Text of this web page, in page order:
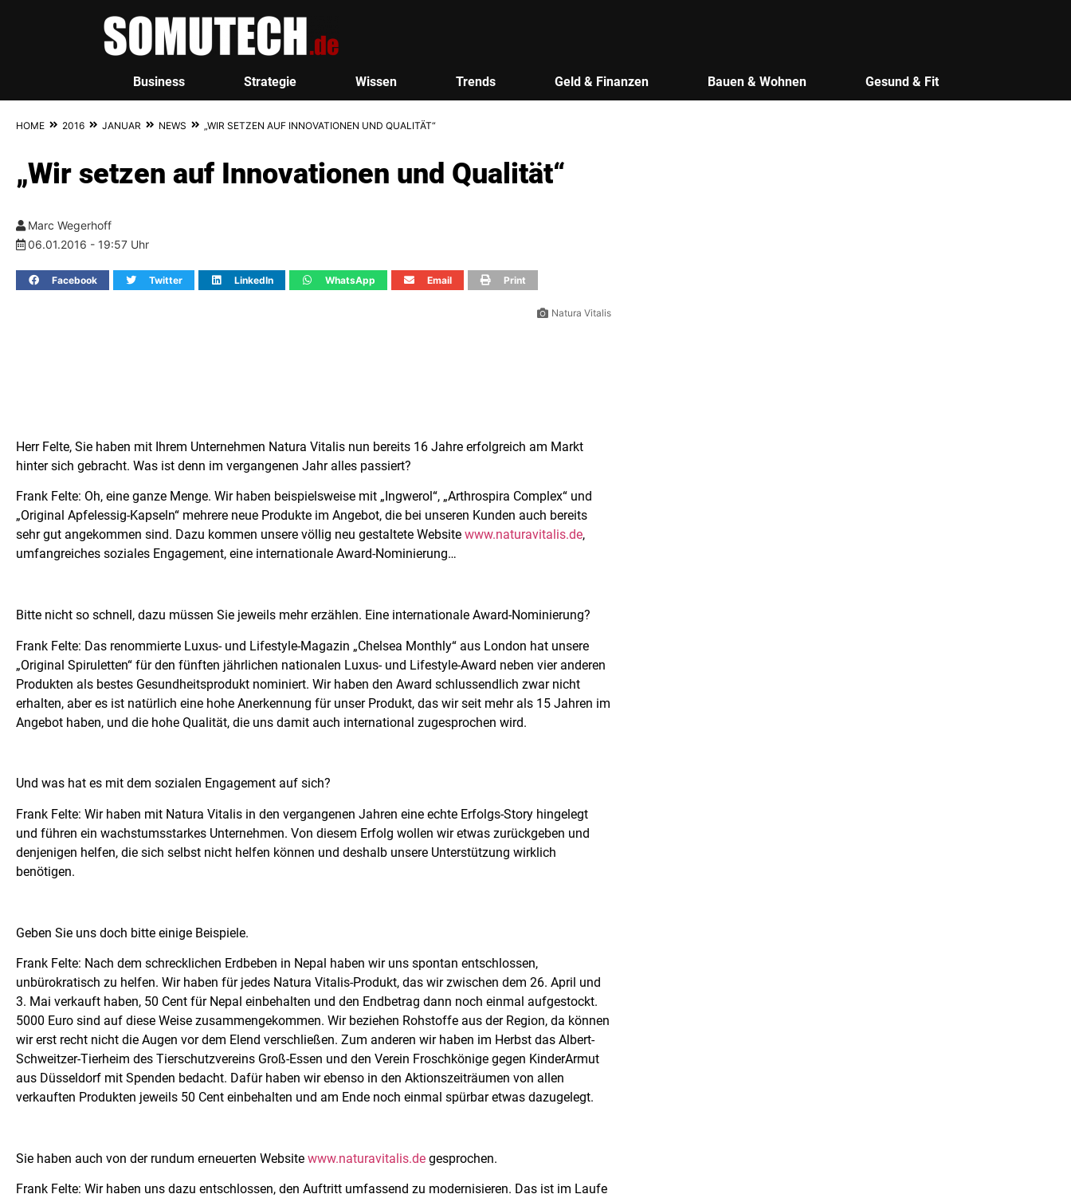
Business Strategie Wissen Trends Geld & Finanzen Bauen & Wohnen Gesund & Fit
HOME 2016 JANUAR NEWS „WIR SETZEN AUF INNOVATIONEN UND QUALITÄT“
„Wir setzen auf Innovationen und Qualität“
Marc Wegerhoff
06.01.2016 - 19:57 Uhr
Facebook Twitter LinkedIn WhatsApp Email Print
Natura Vitalis
Herr Felte, Sie haben mit Ihrem Unternehmen Natura Vitalis nun bereits 16 Jahre erfolgreich am Markt
hinter sich gebracht. Was ist denn im vergangenen Jahr alles passiert?
Frank Felte: Oh, eine ganze Menge. Wir haben beispielsweise mit „Ingwerol“, „Arthrospira Complex“ und
„Original Apfelessig-Kapseln“ mehrere neue Produkte im Angebot, die bei unseren Kunden auch bereits
sehr gut angekommen sind. Dazu kommen unsere völlig neu gestaltete Website www.naturavitalis.de,
umfangreiches soziales Engagement, eine internationale Award-Nominierung…
Bitte nicht so schnell, dazu müssen Sie jeweils mehr erzählen. Eine internationale Award-Nominierung?
Frank Felte: Das renommierte Luxus- und Lifestyle-Magazin „Chelsea Monthly“ aus London hat unsere
„Original Spiruletten“ für den fünften jährlichen nationalen Luxus- und Lifestyle-Award neben vier anderen
Produkten als bestes Gesundheitsprodukt nominiert. Wir haben den Award schlussendlich zwar nicht
erhalten, aber es ist natürlich eine hohe Anerkennung für unser Produkt, das wir seit mehr als 15 Jahren im
Angebot haben, und die hohe Qualität, die uns damit auch international zugesprochen wird.
Und was hat es mit dem sozialen Engagement auf sich?
Frank Felte: Wir haben mit Natura Vitalis in den vergangenen Jahren eine echte Erfolgs-Story hingelegt
und führen ein wachstumsstarkes Unternehmen. Von diesem Erfolg wollen wir etwas zurückgeben und
denjenigen helfen, die sich selbst nicht helfen können und deshalb unsere Unterstützung wirklich
benötigen.
Geben Sie uns doch bitte einige Beispiele.
Frank Felte: Nach dem schrecklichen Erdbeben in Nepal haben wir uns spontan entschlossen,
unbürokratisch zu helfen. Wir haben für jedes Natura Vitalis-Produkt, das wir zwischen dem 26. April und
3. Mai verkauft haben, 50 Cent für Nepal einbehalten und den Endbetrag dann noch einmal aufgestockt.
5000 Euro sind auf diese Weise zusammengekommen. Wir beziehen Rohstoffe aus der Region, da können
wir erst recht nicht die Augen vor dem Elend verschließen. Zum anderen wir haben im Herbst das Albert-
Schweitzer-Tierheim des Tierschutzvereins Groß-Essen und den Verein Froschkönige gegen KinderArmut
aus Düsseldorf mit Spenden bedacht. Dafür haben wir ebenso in den Aktionszeiträumen von allen
verkauften Produkten jeweils 50 Cent einbehalten und am Ende noch einmal spürbar etwas dazugelegt.
Sie haben auch von der rundum erneuerten Website www.naturavitalis.de gesprochen.
Frank Felte: Wir haben uns dazu entschlossen, den Auftritt umfassend zu modernisieren. Das ist im Laufe